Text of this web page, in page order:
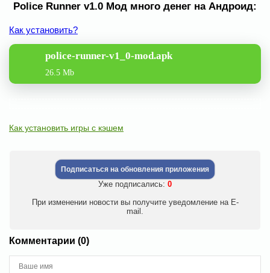
Police Runner v1.0 Мод много денег на Андроид:
Как установить?
police-runner-v1_0-mod.apk
26.5 Mb
Как установить игры с кэшем
Подписаться на обновления приложения
Уже подписались: 0
При изменении новости вы получите уведомление на E-
mail.
Комментарии (0)